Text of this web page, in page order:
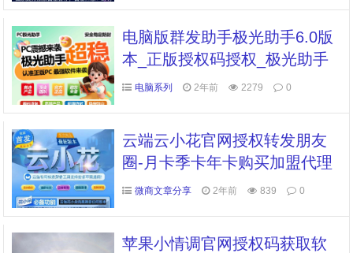
电脑版群发助手极光助手6.0版
本_正版授权码授权_极光助手
6.0版本官网
电脑系列 2年前 2279 0
云端云小花官网授权转发朋友
圈-月卡季卡年卡购买加盟代理
软件（小花朵转发同款）
微商文章分享 2年前 839 0
苹果小情调官网授权码获取软